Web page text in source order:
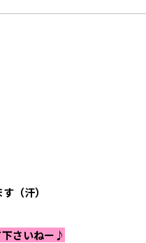
（汗）
下さいねー♪